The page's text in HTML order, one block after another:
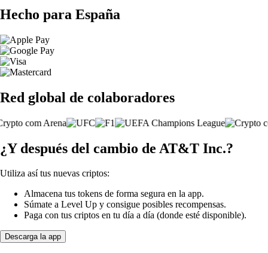
Hecho para España
Red global de colaboradores
¿Y después del cambio de AT&T Inc.?
Utiliza así tus nuevas criptos:
Almacena tus tokens de forma segura en la app.
Súmate a Level Up y consigue posibles recompensas.
Paga con tus criptos en tu día a día (donde esté disponible).
Descarga la app